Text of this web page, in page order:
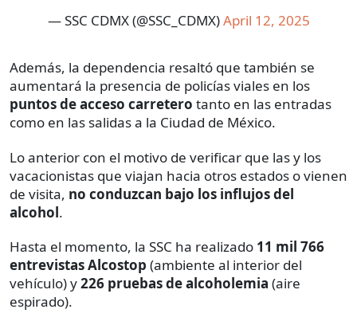
— SSC CDMX (@SSC_CDMX)April 12, 2025
Además, la dependencia resaltó que también se
aumentará la presencia de policías viales en los
puntos de acceso carretero tanto en las entradas
como en las salidas a la Ciudad de México.
Lo anterior con el motivo de verificar que las y los
vacacionistas que viajan hacia otros estados o vienen
de visita, no conduzcan bajo los influjos del
alcohol.
Hasta el momento, la SSC ha realizado 11 mil 766
entrevistas Alcostop (ambiente al interior del
vehículo) y226 pruebas de alcoholemia (aire
espirado).